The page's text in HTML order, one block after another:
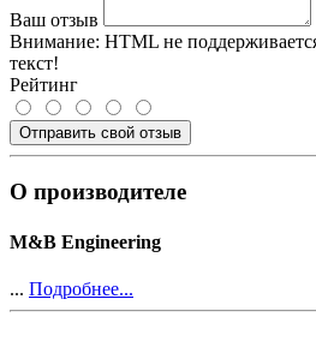
Ваш отзыв
Внимание: HTML не
текст!
Рейтинг
Отправить свой отзыв
О производителе
M&B Engineering
... Подробнее...